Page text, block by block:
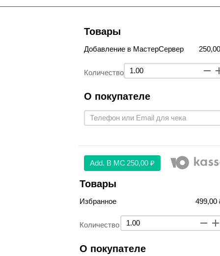
Товары
Добавление в МастерСервер
Количество
О покупателе
Аdd. В МС 250,00 ₽
Товары
Избранное 499,00
Количество
О покупателе